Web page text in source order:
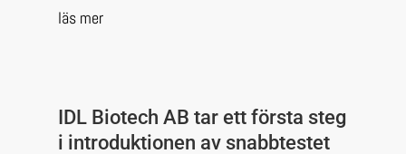
läs mer
IDL Biotech AB tar ett första steg
i introduktionen av snabbtestet